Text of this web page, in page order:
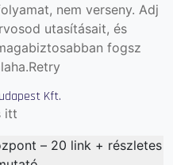
nem verseny. Adj
utasításait, és
fogsz
Kft.
itt
– 20 link + részletes